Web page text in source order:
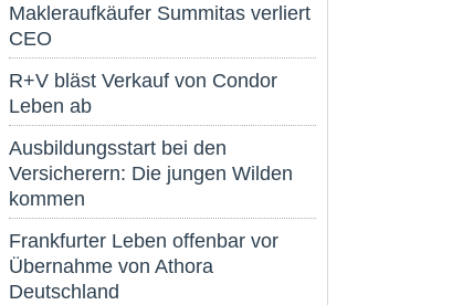
Makleraufkäufer Summitas verliert
CEO
R+V bläst Verkauf von Condor
Leben ab
Ausbildungsstart bei den
Versicherern: Die jungen Wilden
kommen
Frankfurter Leben offenbar vor
Übernahme von Athora
Deutschland